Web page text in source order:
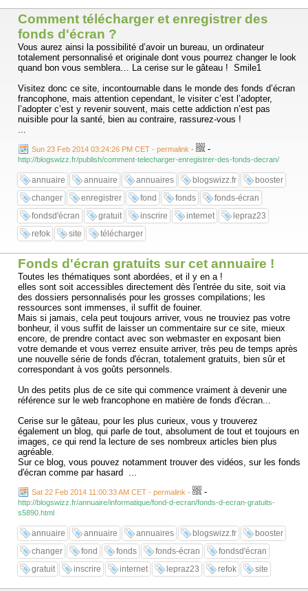
Comment télécharger et enregistrer des
fonds d'écran ?
Vous aurez ainsi la possibilité d’avoir un bureau, un ordinateur
totalement personnalisé et originale dont vous pourrez changer le look
quand bon vous semblera… La cerise sur le gâteau ! Smile1
Visitez donc ce site, incontournable dans le monde des fonds d’écran
francophone, mais attention cependant, le visiter c’est l’adopter,
l’adopter c’est y revenir souvent, mais cette addiction n’est pas
nuisible pour la santé, bien au contraire, rassurez-vous !
...
Sun 23 Feb 2014 03:24:26 PM CET - permalink - -
http://blogswizz.fr/publish/comment-telecharger-enregistrer-des-fonds-decran/
annuaire annuaire annuaires blogswizz.fr
booster
changer
enregistrer fond fonds
fonds-écran
fondsd'écran
gratuit inscrire internet
lepraz23
refok
site télécharger
Fonds d'écran gratuits sur cet annuaire !
Toutes les thématiques sont abordées, et il y en a !
elles sont soit accessibles directement dès l'entrée du site, soit via
des dossiers personnalisés pour les grosses compilations; les
ressources sont immenses, il suffit de fouiner.
Mais si jamais, cela peut toujours arriver, vous ne trouviez pas votre
bonheur, il vous suffit de laisser un commentaire sur ce site, mieux
encore, de prendre contact avec son webmaster en exposant bien
votre demande et vous verrez ensuite arriver, très peu de temps après
une nouvelle série de fonds d'écran, totalement gratuits, bien sûr et
correspondant à vos goûts personnels.
Un des petits plus de ce site qui commence vraiment à devenir une
référence sur le web francophone en matière de fonds d'écran...
Cerise sur le gâteau, pour les plus curieux, vous y trouverez
également un blog, qui parle de tout, absolument de tout et toujours en
images, ce qui rend la lecture de ses nombreux articles bien plus
agréable.
Sur ce blog, vous pouvez notamment trouver des vidéos, sur les fonds
d'écran comme par hasard ...
Sat 22 Feb 2014 11:00:33 AM CET - permalink - -
http://blogswizz.fr/annuaire/informatique/fond-d-ecran/fonds-d-ecran-gratuits-
s5890.html
annuaire annuaire annuaires blogswizz.fr
booster
changer
fond fonds fonds-écran
fondsd'écran
gratuit
inscrire internet lepraz23 refok site